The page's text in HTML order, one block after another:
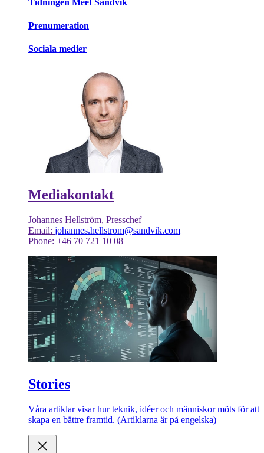
Tidningen Meet Sandvik
Prenumeration
Sociala medier
Mediakontakt
Johannes Hellström, Presschef
Email: johannes.hellstrom@sandvik.com
Phone: +46 70 721 10 08
Stories
Våra artiklar visar hur teknik, idéer och människor möts för att
skapa en bättre framtid. (Artiklarna är på engelska)